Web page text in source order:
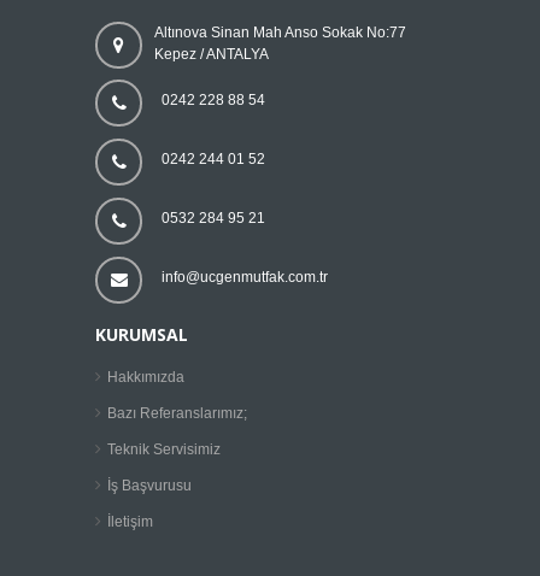
Altınova Sinan Mah Anso Sokak No:77
Kepez / ANTALYA
0242 228 88 54
0242 244 01 52
0532 284 95 21
info@ucgenmutfak.com.tr
KURUMSAL
Hakkımızda
Bazı Referanslarımız;
Teknik Servisimiz
İş Başvurusu
İletişim